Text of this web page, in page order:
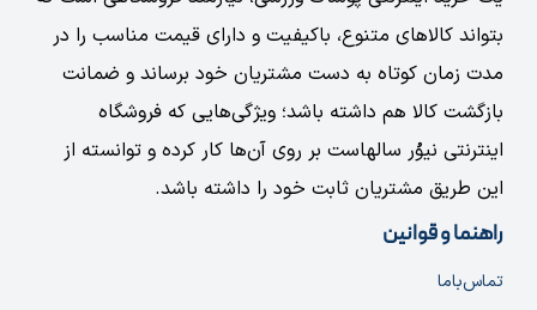
بتواند کالاهای متنوع، باکیفیت و دارای قیمت مناسب را در
مدت زمان کوتاه به دست مشتریان خود برساند و ضمانت
بازگشت کالا هم داشته باشد؛ ویژگی‌هایی که فروشگاه
اینترنتی نیوُر سالهاست بر روی آن‌ها کار کرده و توانسته از
این طریق مشتریان ثابت خود را داشته باشد.
راهنما و قوانین
تماس‌با‌ما